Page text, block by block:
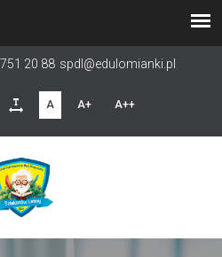
20 88 spdl@edulomianki.pl
A A+ A++